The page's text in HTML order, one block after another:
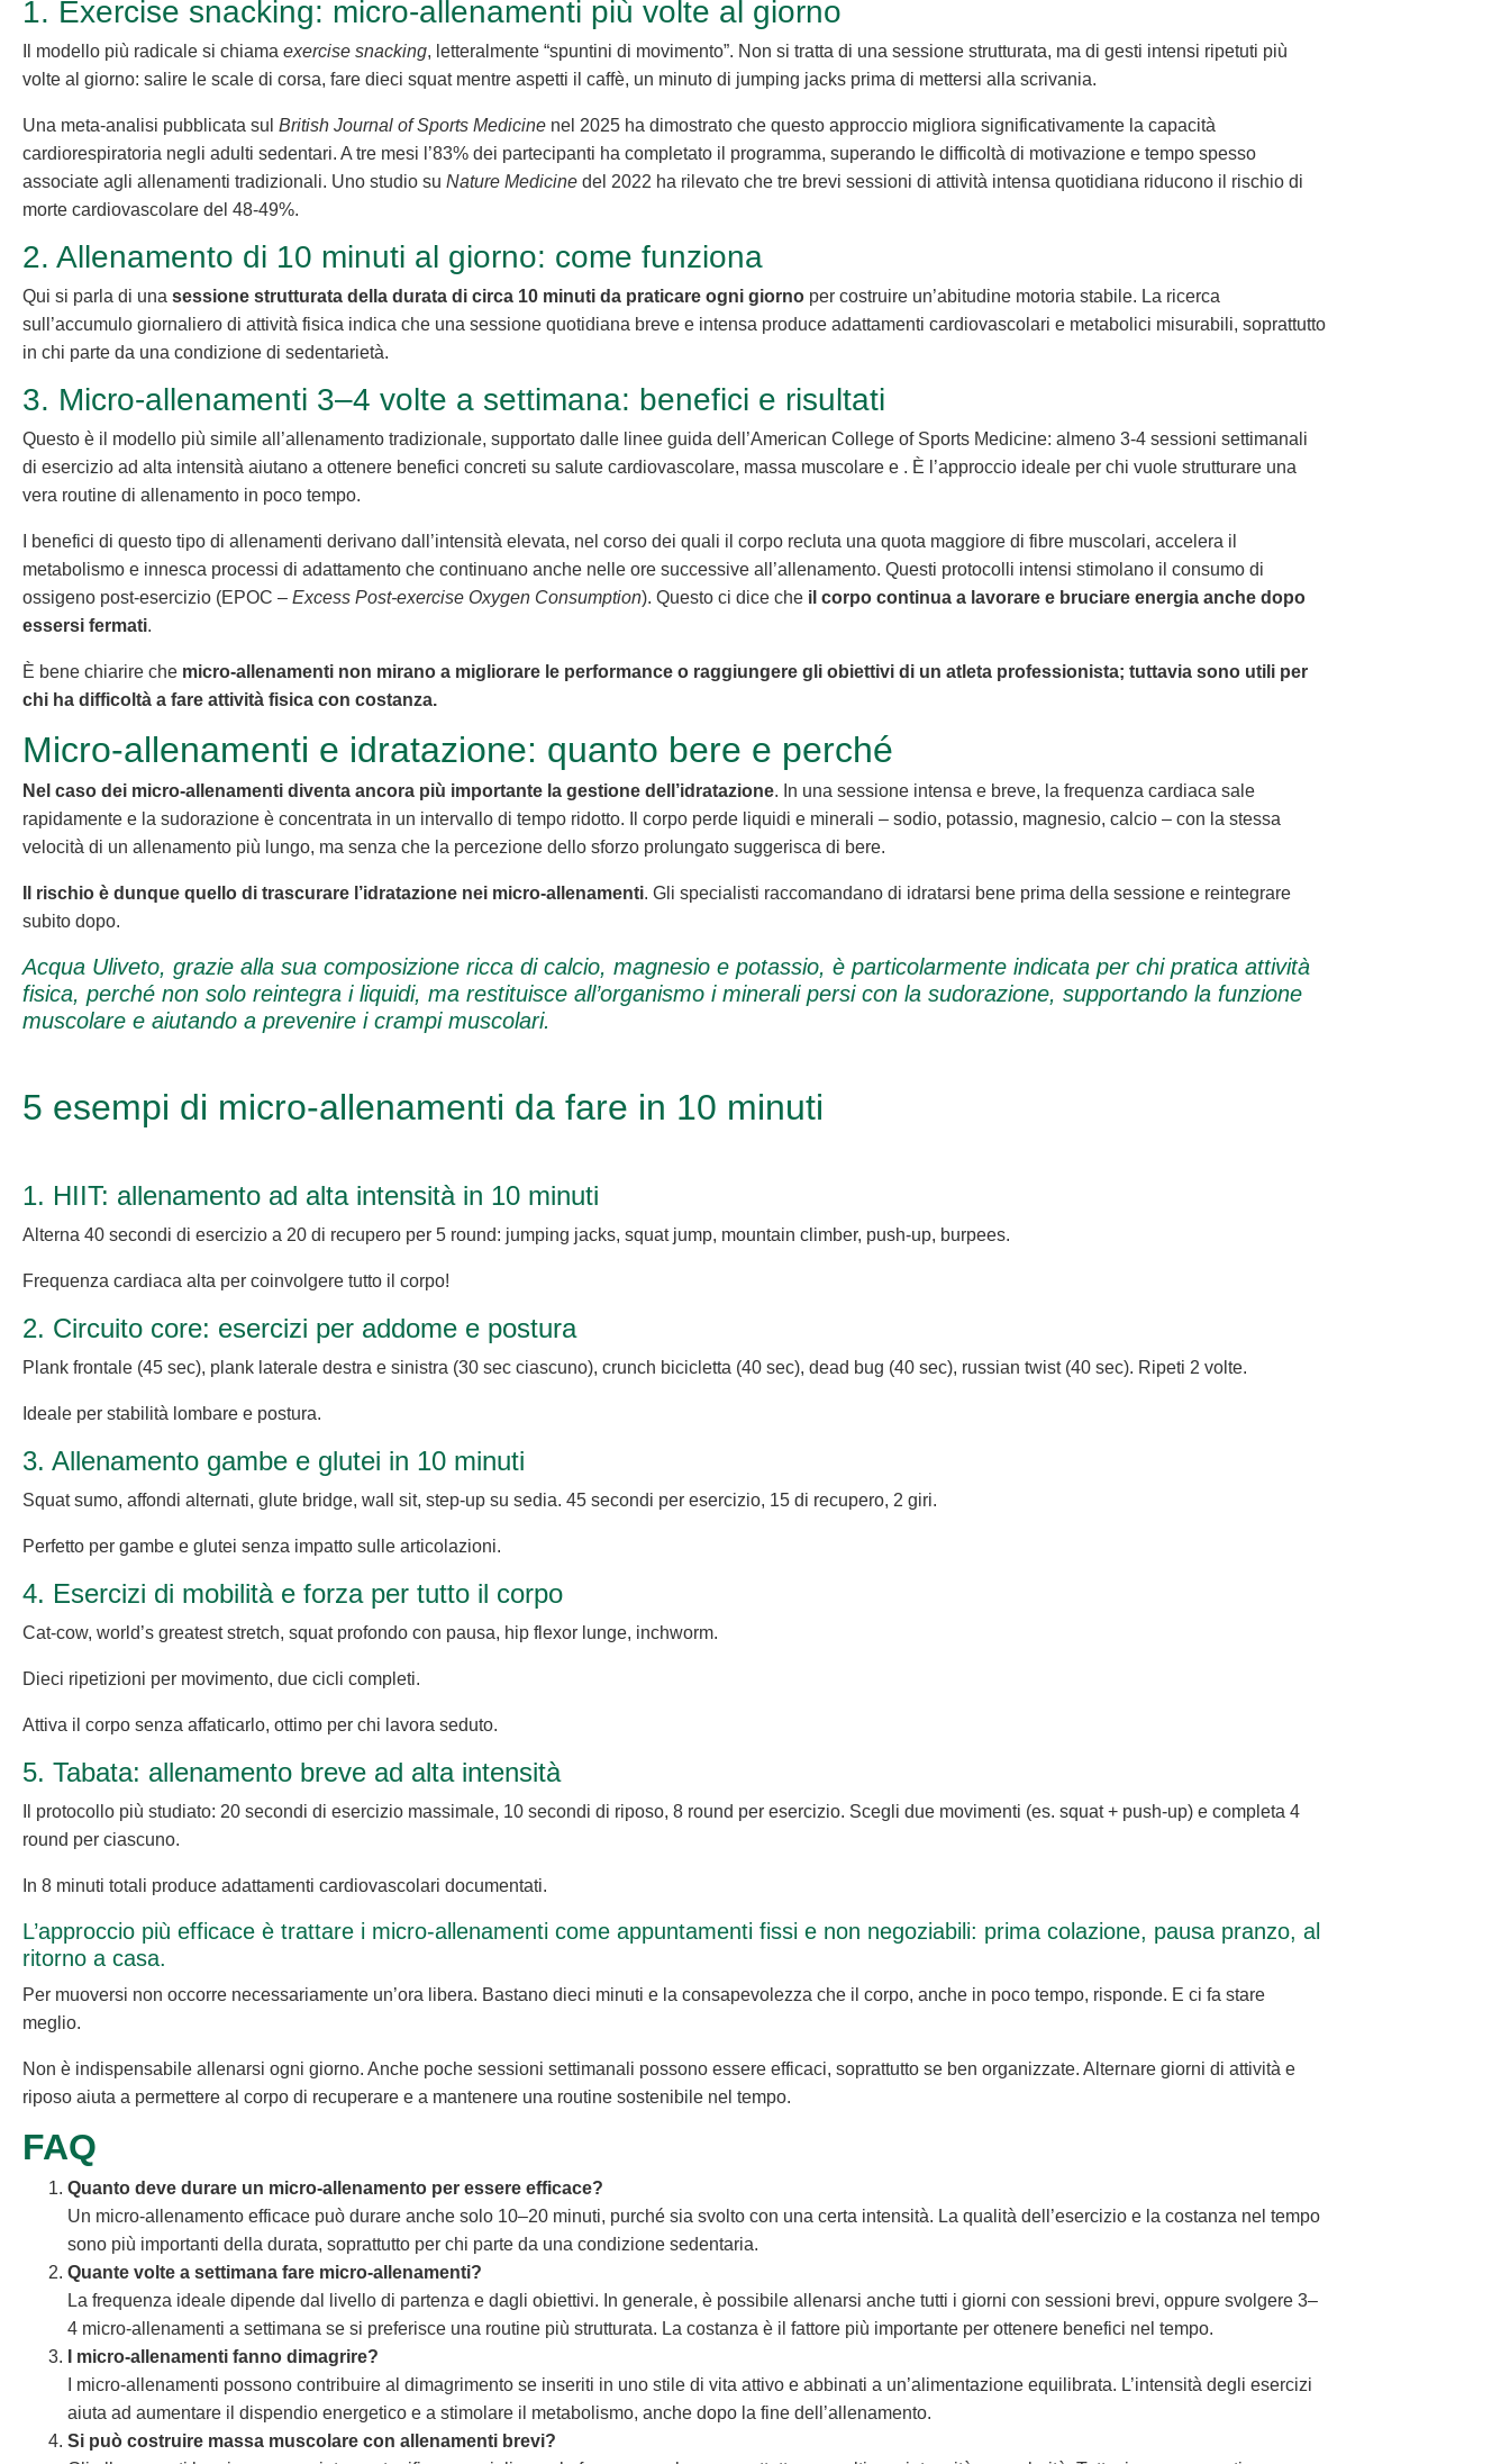
1. Exercise snacking: micro-allenamenti più volte al giorno
Il modello più radicale si chiama exercise snacking, letteralmente “spuntini di movimento”. Non si tratta di una sessione strutturata, ma di gesti intensi ripetuti più
volte al giorno: salire le scale di corsa, fare dieci squat mentre aspetti il caffè, un minuto di jumping jacks prima di mettersi alla scrivania.
Una meta-analisi pubblicata sul British Journal of Sports Medicine nel 2025 ha dimostrato che questo approccio migliora significativamente la capacità
cardiorespiratoria negli adulti sedentari. A tre mesi l’83% dei partecipanti ha completato il programma, superando le difficoltà di motivazione e tempo spesso
associate agli allenamenti tradizionali. Uno studio su Nature Medicine del 2022 ha rilevato che tre brevi sessioni di attività intensa quotidiana riducono il rischio di
morte cardiovascolare del 48-49%.
2. Allenamento di 10 minuti al giorno: come funziona
Qui si parla di una sessione strutturata della durata di circa 10 minuti da praticare ogni giorno per costruire un’abitudine motoria stabile. La ricerca
sull’accumulo giornaliero di attività fisica indica che una sessione quotidiana breve e intensa produce adattamenti cardiovascolari e metabolici misurabili, soprattutto
in chi parte da una condizione di sedentarietà.
3. Micro-allenamenti 3–4 volte a settimana: benefici e risultati
Questo è il modello più simile all’allenamento tradizionale, supportato dalle linee guida dell’American College of Sports Medicine: almeno 3-4 sessioni settimanali
di esercizio ad alta intensità aiutano a ottenere benefici concreti su salute cardiovascolare, massa muscolare e . È l’approccio ideale per chi vuole strutturare una
vera routine di allenamento in poco tempo.
I benefici di questo tipo di allenamenti derivano dall’intensità elevata, nel corso dei quali il corpo recluta una quota maggiore di fibre muscolari, accelera il
metabolismo e innesca processi di adattamento che continuano anche nelle ore successive all’allenamento. Questi protocolli intensi stimolano il consumo di
ossigeno post-esercizio (EPOC – Excess Post-exercise Oxygen Consumption). Questo ci dice che il corpo continua a lavorare e bruciare energia anche dopo
essersi fermati.
È bene chiarire che micro-allenamenti non mirano a migliorare le performance o raggiungere gli obiettivi di un atleta professionista; tuttavia sono utili per
chi ha difficoltà a fare attività fisica con costanza.
Micro-allenamenti e idratazione: quanto bere e perché
Nel caso dei micro-allenamenti diventa ancora più importante la gestione dell’idratazione. In una sessione intensa e breve, la frequenza cardiaca sale
rapidamente e la sudorazione è concentrata in un intervallo di tempo ridotto. Il corpo perde liquidi e minerali – sodio, potassio, magnesio, calcio – con la stessa
velocità di un allenamento più lungo, ma senza che la percezione dello sforzo prolungato suggerisca di bere.
Il rischio è dunque quello di trascurare l’idratazione nei micro-allenamenti. Gli specialisti raccomandano di idratarsi bene prima della sessione e reintegrare
subito dopo.
Acqua Uliveto, grazie alla sua composizione ricca di calcio, magnesio e potassio, è particolarmente indicata per chi pratica attività
fisica, perché non solo reintegra i liquidi, ma restituisce all’organismo i minerali persi con la sudorazione, supportando la funzione
muscolare e aiutando a prevenire i crampimuscolari.
5 esempi di micro-allenamenti da fare in 10 minuti
1. HIIT: allenamento ad alta intensità in 10 minuti
Alterna 40 secondi di esercizio a 20 di recupero per 5 round: jumping jacks, squat jump, mountain climber, push-up, burpees.
Frequenza cardiaca alta per coinvolgere tutto il corpo!
2. Circuito core: esercizi per addome e postura
Plank frontale (45 sec), plank laterale destra e sinistra (30 sec ciascuno), crunch bicicletta (40 sec), dead bug (40 sec), russian twist (40 sec). Ripeti 2 volte.
Ideale per stabilità lombare e postura.
3. Allenamento gambe e glutei in 10 minuti
Squat sumo, affondi alternati, glute bridge, wall sit, step-up su sedia. 45 secondi per esercizio, 15 di recupero, 2 giri.
Perfetto per gambe e glutei senza impatto sulle articolazioni.
4. Esercizi di mobilità e forza per tutto il corpo
Cat-cow, world’s greatest stretch, squat profondo con pausa, hip flexor lunge, inchworm.
Dieci ripetizioni per movimento, due cicli completi.
Attiva il corpo senza affaticarlo, ottimo per chi lavora seduto.
5. Tabata: allenamento breve ad alta intensità
Il protocollo più studiato: 20 secondi di esercizio massimale, 10 secondi di riposo, 8 round per esercizio. Scegli due movimenti (es. squat + push-up) e completa 4
round per ciascuno.
In 8 minuti totali produce adattamenti cardiovascolari documentati.
L’approccio più efficace è trattare i micro-allenamenti come appuntamenti fissi e non negoziabili: prima colazione, pausa pranzo, al
ritorno a casa.
Per muoversi non occorre necessariamente un’ora libera. Bastano dieci minuti e la consapevolezza che il corpo, anche in poco tempo, risponde. E ci fa stare
meglio.
Non è indispensabile allenarsi ogni giorno. Anche poche sessioni settimanali possono essere efficaci, soprattutto se ben organizzate. Alternare giorni di attività e
riposo aiuta a permettere al corpo di recuperare e a mantenere una routine sostenibile nel tempo.
FAQ
Quanto deve durare un micro-allenamento per essere efficace?
Un micro-allenamento efficace può durare anche solo 10–20 minuti, purché sia svolto con una certa intensità. La qualità dell’esercizio e la costanza nel tempo
sono più importanti della durata, soprattutto per chi parte da una condizione sedentaria.
Quante volte a settimana fare micro-allenamenti?
La frequenza ideale dipende dal livello di partenza e dagli obiettivi. In generale, è possibile allenarsi anche tutti i giorni con sessioni brevi, oppure svolgere 3–
4 micro-allenamenti a settimana se si preferisce una routine più strutturata. La costanza è il fattore più importante per ottenere benefici nel tempo.
I micro-allenamenti fanno dimagrire?
I micro-allenamenti possono contribuire al dimagrimento se inseriti in uno stile di vita attivo e abbinati a un’alimentazione equilibrata. L’intensità degli esercizi
aiuta ad aumentare il dispendio energetico e a stimolare il metabolismo, anche dopo la fine dell’allenamento.
Si può costruire massa muscolare con allenamenti brevi?